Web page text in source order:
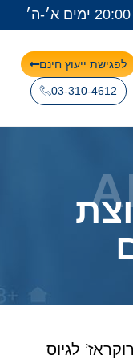
לפגישת ייעוץ חינם
03-310-4612
לגיוס